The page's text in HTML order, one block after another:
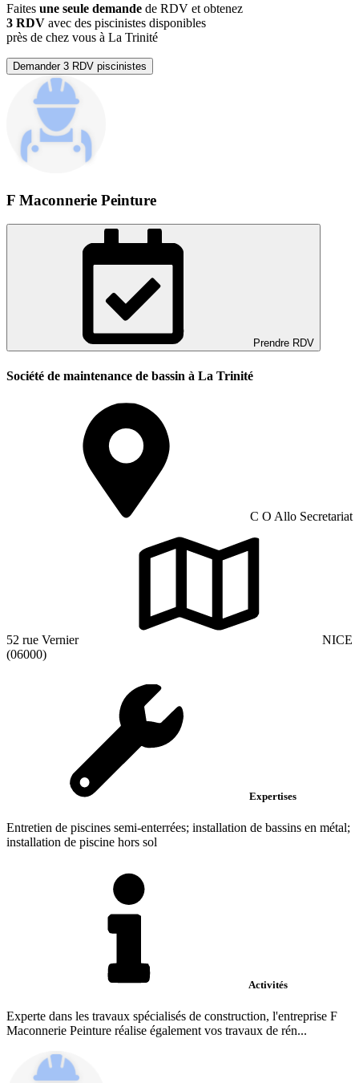
Faites une seule demande de RDV et obtenez
3 RDV avec des piscinistes disponibles
près de chez vous à La Trinité
Demander 3 RDV piscinistes
F Maconnerie Peinture
Prendre RDV
Société de maintenance de bassin à La Trinité
C O Allo Secretariat
52 rue Vernier
NICE
(06000)
Expertises
Entretien de piscines semi-enterrées; installation de bassins en métal;
installation de piscine hors sol
Activités
Experte dans les travaux spécialisés de construction, l'entreprise F
Maconnerie Peinture réalise également vos travaux de rén...